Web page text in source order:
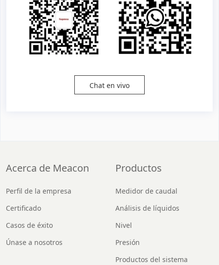
Chat en vivo
Acerca de Meacon
Perfil de la empresa
Certificado
Casos de éxito
Únase a nosotros
Productos
Medidor de caudal
Análisis de líquidos
Nivel
Presión
Productos del sistema